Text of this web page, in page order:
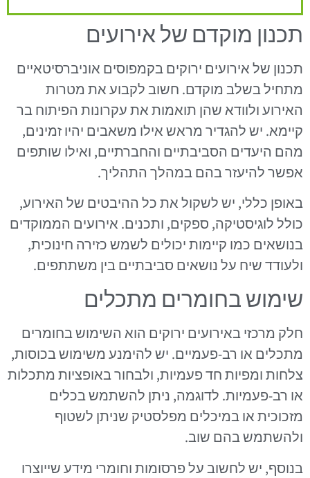
תכנון מוקדם של אירועים
תכנון של אירועים ירוקים בקמפוסים אוניברסיטאיים
מתחיל בשלב מוקדם. חשוב לקבוע את מטרות
האירוע ולוודא שהן תואמות את עקרונות הפיתוח בר
קיימא. יש להגדיר מראש אילו משאבים יהיו זמינים,
מהם היעדים הסביבתיים והחברתיים, ואילו שותפים
אפשר להיעזר בהם במהלך התהליך.
באופן כללי, יש לשקול את כל ההיבטים של האירוע,
כולל לוגיסטיקה, ספקים, ותכנים. אירועים הממוקדים
בנושאים כמו קיימות יכולים לשמש כזירה חינוכית,
ולעודד שיח על נושאים סביבתיים בין משתתפים.
שימוש בחומרים מתכלים
חלק מרכזי באירועים ירוקים הוא השימוש בחומרים
מתכלים או רב-פעמיים. יש להימנע משימוש בכוסות,
צלחות ומפיות חד פעמיות, ולבחור באופציות מתכלות
או רב-פעמיות. לדוגמה, ניתן להשתמש בכלים
מזכוכית או במיכלים מפלסטיק שניתן לשטוף
ולהשתמש בהם שוב.
בנוסף, יש לחשוב על פרסומות וחומרי מידע שייוצרו